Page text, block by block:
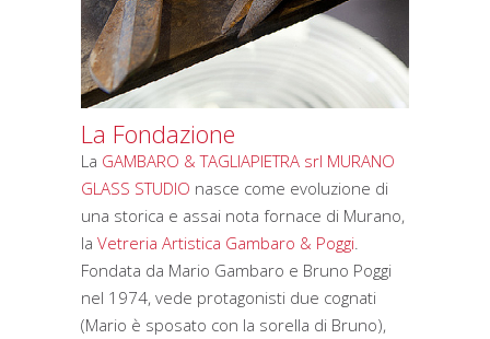
La Fondazione
La GAMBARO & TAGLIAPIETRA srl MURANO
GLASS STUDIO nasce come evoluzione di
una storica e assai nota fornace di Murano,
la Vetreria Artistica Gambaro & Poggi
Fondata da Mario Gambaro e Bruno Poggi
nel 1974, vede protagonisti due cognati
(Mario è sposato con la sorella di Bruno),